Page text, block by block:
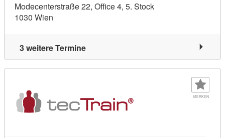
Modecenterstraße 22, Office 4, 5. Stock
1030 Wien
3 weitere Termine
MERKEN